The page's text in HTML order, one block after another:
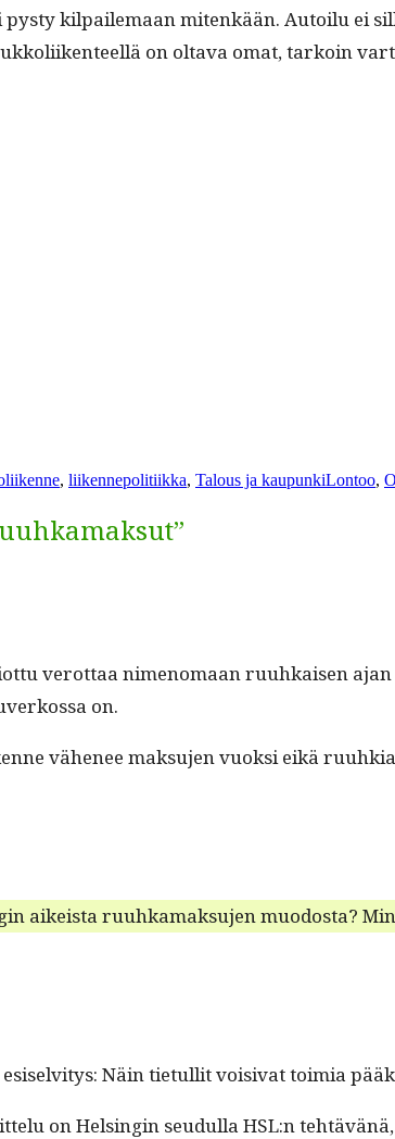
kil­paile­maan mitenkään. Autoilu ei
on olta­va omat, tarkoin
, liikennepolitiikka, Talous ja kaupunkiLontoo,
verot­taa nimeno­maan ruuhkaisen
on.
vähe­nee mak­su­jen vuok­si eikä
aikeista ruuhka­mak­su­jen muo­dos­ta?
Näin tietul­lit voisi­vat toimia
on Helsin­gin seudul­la HSL:n